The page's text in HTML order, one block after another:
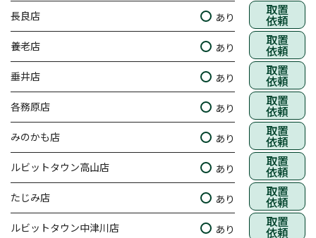
長良店 あり 取置
依頼
養老店 あり 取置
依頼
垂井店 あり 取置
依頼
各務原店 あり 取置
依頼
みのかも店 あり 取置
依頼
ルビットタウン高山店 あり 取置
依頼
たじみ店 あり 取置
依頼
ルビットタウン中津川店 あり 取置
依頼